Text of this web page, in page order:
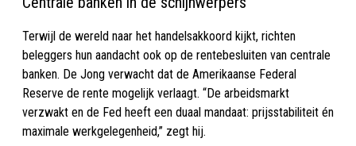
Terwijl de wereld naar het handelsakkoord kijkt, richten
beleggers hun aandacht ook op de rentebesluiten van centrale
banken. De Jong verwacht dat de Amerikaanse Federal
Reserve de rente mogelijk verlaagt. “De arbeidsmarkt
verzwakt en de Fed heeft een duaal mandaat: prijsstabiliteit én
maximale werkgelegenheid,” zegt hij.